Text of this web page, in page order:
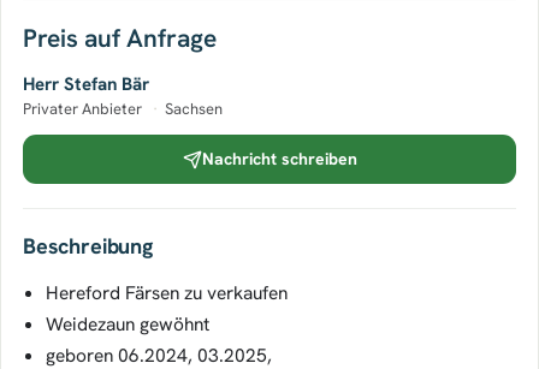
Preis auf Anfrage
Herr Stefan Bär
Privater Anbieter · Sachsen
Nachricht schreiben
Beschreibung
Hereford Färsen zu verkaufen
Weidezaun gewöhnt
geboren 06.2024, 03.2025,